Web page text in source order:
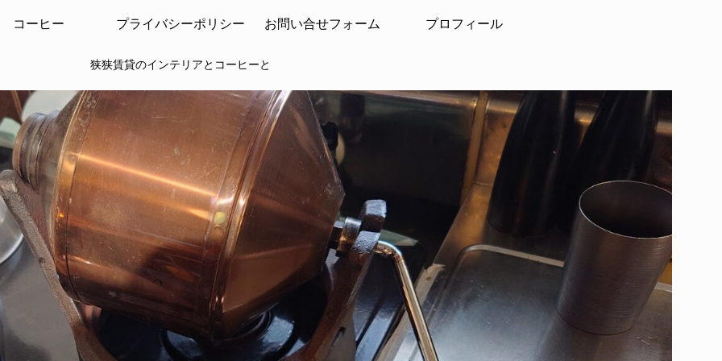
狭狭賃貸のインテリアとコーヒーと
コーヒー プライバシーポリシー お問い合せフォーム プロフィール